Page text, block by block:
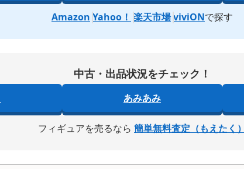
Amazon Yahoo！ 楽天市場 viviONで探す
中古・出品状況をチェック！
あみあみ
フィギュアを売るなら 簡単無料査定（もえたく）